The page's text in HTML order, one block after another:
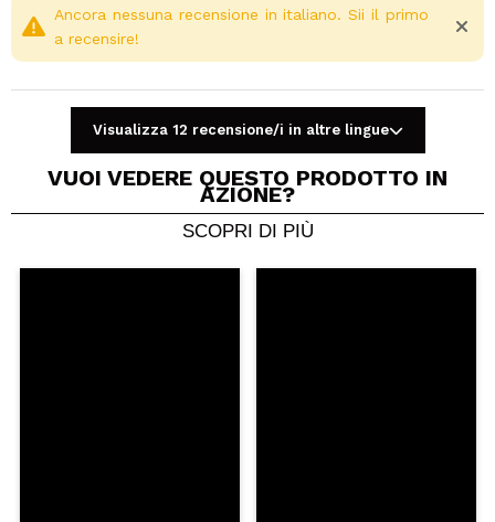
Condividi un video o una foto
Il tuo video potrebbe essere il primo. Immaginalo...
Ancora nessuna recensione in italiano. Sii il primo
a recensire!
Visualizza 12 recensione/i in altre lingue
VUOI VEDERE QUESTO PRODOTTO IN
AZIONE?
SCOPRI DI PIÙ